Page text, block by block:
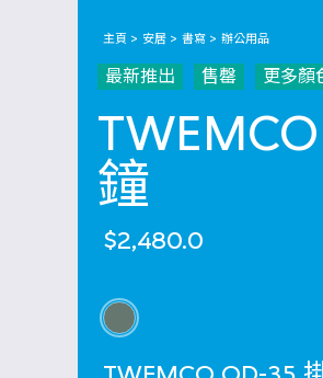
主頁 安居 書寫 辦公用品
最新推出 售罄 更多顏
鐘
$2,480.0
選擇 顏色
選擇 語言